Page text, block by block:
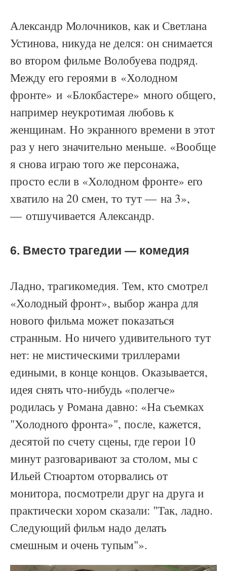
Александр Молочников, как и Светлана
Устинова, никуда не делся: он снимается
во втором фильме Волобуева подряд.
Между его героями в «Холодном
фронте» и «Блокбастере» много общего,
например неукротимая любовь к
женщинам. Но экранного времени в этот
раз у него значительно меньше. «Вообще
я снова играю того же персонажа,
просто если в «Холодном фронте» его
хватило на 20 смен, то тут — на 3»,
— отшучивается Александр.
6. Вместо трагедии — комедия
Ладно, трагикомедия. Тем, кто смотрел
«Холодный фронт», выбор жанра для
нового фильма может показаться
странным. Но ничего удивительного тут
нет: не мистическими триллерами
едиными, в конце концов. Оказывается,
идея снять что-нибудь «полегче»
родилась у Романа давно: «На съемках
"Холодного фронта»", после, кажется,
десятой по счету сцены, где герои 10
минут разговаривают за столом, мы с
Ильей Стюартом оторвались от
монитора, посмотрели друг на друга и
практически хором сказали: "Так, ладно.
Следующий фильм надо делать
смешным и очень тупым"».